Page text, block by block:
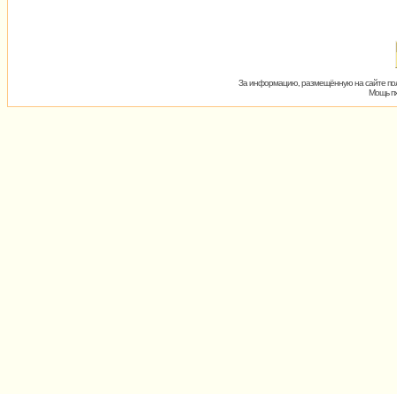
За информацию, размещённую на сайте
Мощь